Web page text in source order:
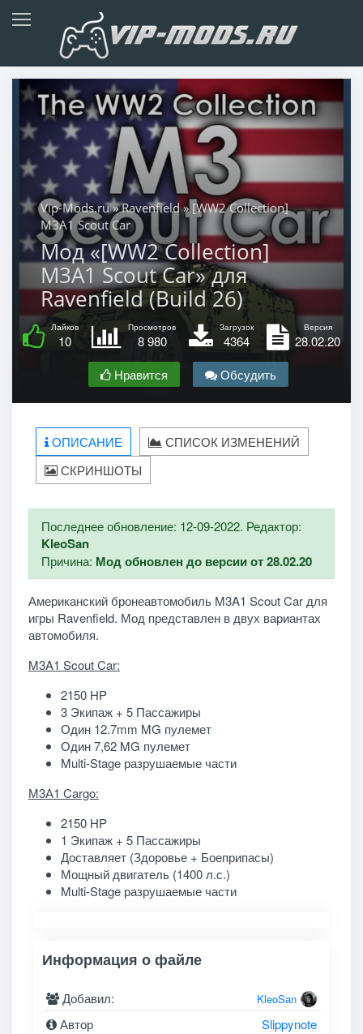
Vip-Mods.ru»Ravenfield» [WW2 Collection]
M3A1 Scout Car
Мод «[WW2 Collection]
M3A1 Scout Car» для
Ravenfield (Build 26)
Лайков
10
Просмотров
8 980
Загрузок
4364
Версия
28.02.20
Нравится
Обсудить
ОПИСАНИЕ
СПИСОК ИЗМЕНЕНИЙ
СКРИНШОТЫ
Последнее обновление: 12-09-2022. Редактор:
KleoSan
Причина: Мод обновлен до версии от 28.02.20
Американский бронеавтомобиль M3A1 Scout Car для
игры Ravenfield. Мод представлен в двух вариантах
автомобиля.
M3A1 Scout Car:
2150 HP
3 Экипаж + 5 Пассажиры
Один 12.7mm MG пулемет
Один 7,62 MG пулемет
Multi-Stage разрушаемые части
М3А1 Cargo:
2150 HP
1 Экипаж + 5 Пассажиры
Доставляет (Здоровье + Боеприпасы)
Мощный двигатель (1400 л.с.)
Multi-Stage разрушаемые части
Информация о файле
Добавил: KleoSan
Автор
Slippynote